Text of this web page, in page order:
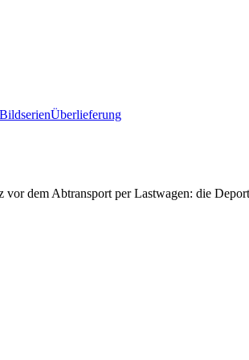
BildserienÜberlieferung
dem Abtransport per Lastwagen: die